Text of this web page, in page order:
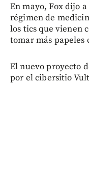
En mayo, Fox dijo
régimen de
los tics que vienen
tomar más papeles
El nuevo proyecto
por el cibersitio